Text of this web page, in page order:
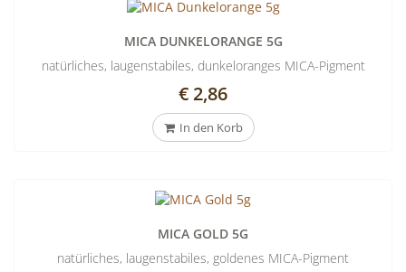
MICA DUNKELORANGE 5G
natürliches, laugenstabiles, dunkeloranges MICA-Pigment
€ 2,86
In den Korb
MICA GOLD 5G
natürliches, laugenstabiles, goldenes MICA-Pigment